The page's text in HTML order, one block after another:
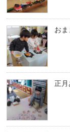
おま
正月